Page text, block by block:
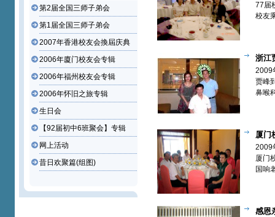
第2届全国三师子弟会
第1届全国三师子弟会
2007年香港校友会換屆庆典
2006年廈门校友会专辑
2006年福州校友会专辑
2006年怀旧之旅专辑
生日会
【92届初中6班聚会】专辑
网上活动
昔日欢聚篇(组图)
77届
校友
浙江
欢聚 【
2009
贾峰
鼻喉
厦门
会筹备
篇】
2009
厦门
国响
感恩